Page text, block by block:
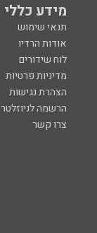
מידע כללי
תנאי שימוש
אודות הרדיו
לוח שידורים
מדיניות פרטיות
הצהרת נגישות
הרשמה לניוזלטר
צרו קשר